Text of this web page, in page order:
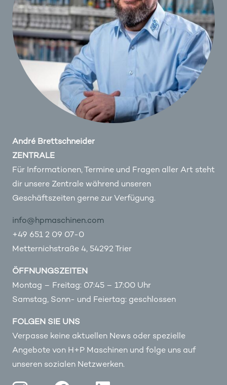
André Brettschneider
ZENTRALE
Für Informationen, Termine und Fragen aller Art steht
dir unsere Zentrale während unseren
Geschäftszeiten gerne zur Verfügung.
info@hpmaschinen.com
+49 651 2 09 07-0
Metternichstraße 4, 54292 Trier
ÖFFNUNGSZEITEN
Montag – Freitag: 07:45 – 17:00 Uhr
Samstag, Sonn- und Feiertag: geschlossen
FOLGEN SIE UNS
Verpasse keine aktuellen News oder spezielle
Angebote von H+P Maschinen und folge uns auf
unseren sozialen Netzwerken.